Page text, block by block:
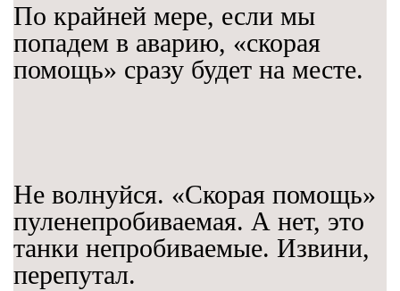
По крайней мере, если мы
попадем в аварию, «скорая
помощь» сразу будет на месте.
Не волнуйся. «Скорая помощь»
пуленепробиваемая. А нет, это
танки непробиваемые. Извини,
перепутал.